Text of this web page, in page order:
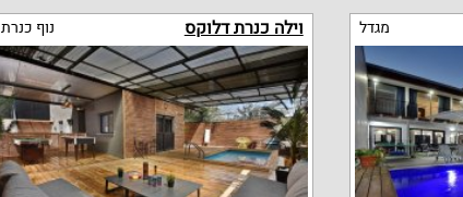
מגדל וילה כנרת דלוקס נוף כנרת